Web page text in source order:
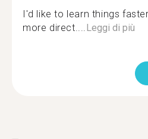
I'd like to learn things
more direct....Leggi di più